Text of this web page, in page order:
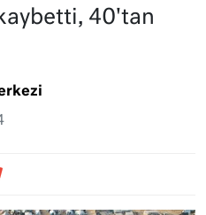
40'tan